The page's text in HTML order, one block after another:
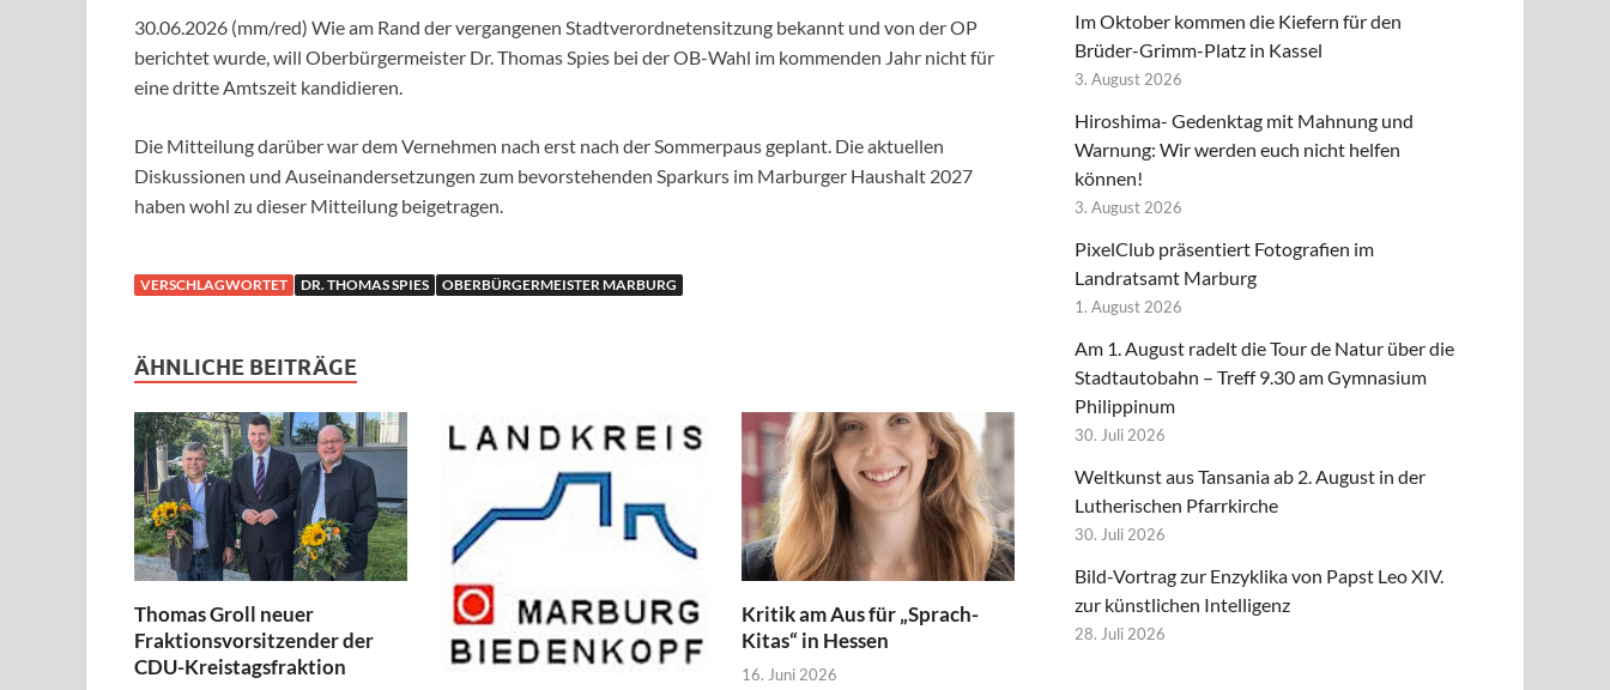
30.06.2026 (mm/red) Wie am Rand der vergangenen Stadtverordnetensitzung bekannt und von der OP
berichtet wurde, will Oberbürgermeister Dr. Thomas Spies bei der OB-Wahl im kommenden Jahr nicht für
eine dritte Amtszeit kandidieren.
Die Mitteilung darüber war dem Vernehmen nach erst nach der Sommerpaus geplant. Die aktuellen
Diskussionen und Auseinandersetzungen zum bevorstehenden Sparkurs im Marburger Haushalt 2027
haben wohl zu dieser Mitteilung beigetragen.
VERSCHLAGWORTET DR. THOMAS SPIES OBERBÜRGERMEISTER MARBURG
ÄHNLICHE BEITRÄGE
Thomas Groll neuer
Fraktionsvorsitzender der
CDU-Kreistagsfraktion
Kritik am Aus für „Sprach-
Kitas“ in Hessen
16. Juni 2026
Im Oktober kommen die Kiefern für den
Brüder-Grimm-Platz in Kassel
3. August 2026
Hiroshima- Gedenktag mit Mahnung und
Warnung: Wir werden euch nicht helfen
können!
3. August 2026
PixelClub präsentiert Fotografien im
Landratsamt Marburg
1. August 2026
Am 1. August radelt die Tour de Natur über die
Stadtautobahn – Treff 9.30 am Gymnasium
Philippinum
30. Juli 2026
Weltkunst aus Tansania ab 2. August in der
Lutherischen Pfarrkirche
30. Juli 2026
Bild-Vortrag zur Enzyklika von Papst Leo XIV.
zur künstlichen Intelligenz
28. Juli 2026